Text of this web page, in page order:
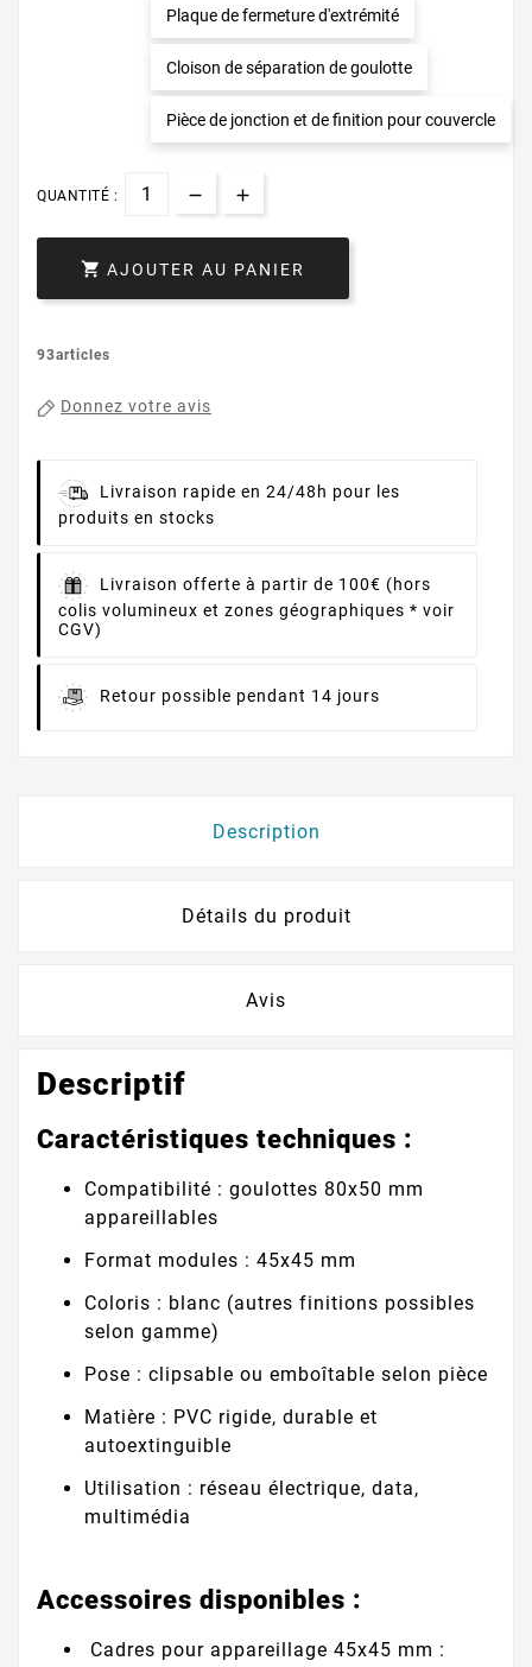
Plaque de fermeture d'extrémité
Cloison de séparation de goulotte
Pièce de jonction et de finition pour couvercle
QUANTITÉ :
 AJOUTER AU PANIER
93articles
Donnez votre avis
Livraison rapide en 24/48h pour les
produits en stocks
Livraison offerte à partir de 100€ (hors
colis volumineux et zones géographiques * voir
CGV)
Retour possible pendant 14 jours
Description
Détails du produit
Avis
Descriptif
Caractéristiques techniques :
Compatibilité : goulottes 80x50 mm
appareillables
Format modules : 45x45 mm
Coloris : blanc (autres finitions possibles
selon gamme)
Pose : clipsable ou emboîtable selon pièce
Matière : PVC rigide, durable et
autoextinguible
Utilisation : réseau électrique, data,
multimédia
Accessoires disponibles :
Cadres pour appareillage 45x45 mm :